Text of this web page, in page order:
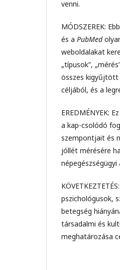
venni.
MÓDSZEREK:
és a PubMed
weboldalakat
„típusok”,
összes kigyűjtött
céljából, és a
EREDMÉNYEK:
a kap-csolódó
szempontjait és
jóllét mérésére
pszichológusok,
betegség
társadalmi és
meghatározása